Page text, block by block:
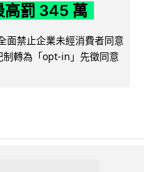
高罰 345 萬
面禁止企業未經消費者同意
轉為「opt-in」先徵同意